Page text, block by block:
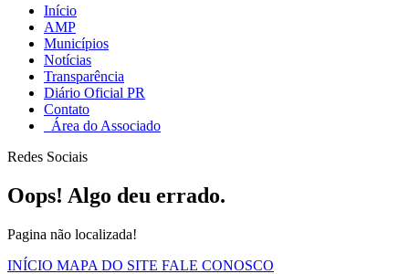
Início
AMP
Municípios
Notícias
Transparência
Diário Oficial PR
Contato
Área do Associado
Redes Sociais
Oops! Algo deu errado.
Pagina não localizada!
INÍCIO MAPA DO SITE FALE CONOSCO